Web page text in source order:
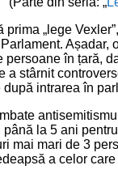
prima „lege
Așadar,
persoane în țară,
a stârnit
intrarea în
la 5 ani
mai mari de 3
a celor